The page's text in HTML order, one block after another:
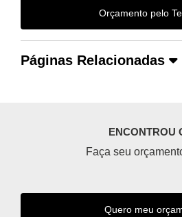
Orçamento pelo
Páginas Relacionadas
ENCONTROU
Faça seu
Quero meu